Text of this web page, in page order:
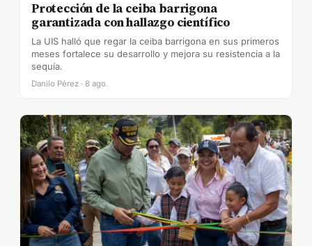
Protección de la ceiba barrigona
garantizada con hallazgo científico
La UIS halló que regar la ceiba barrigona en sus primeros
meses fortalece su desarrollo y mejora su resistencia a la
sequía.
Danilo Pérez · 8 ago.